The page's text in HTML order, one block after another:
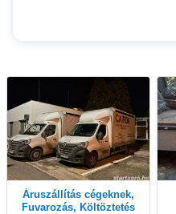
Áruszállítás cégeknek,
Fuvarozás, Költöztetés